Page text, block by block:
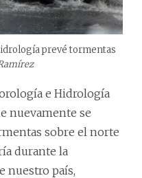
prevé tormentas
e Hidrología
nuevamente se
sobre el norte
durante la
nuestro país,